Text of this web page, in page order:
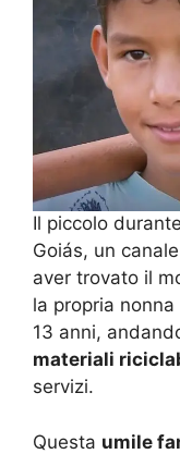
Il piccolo
Goiás, un
aver trovato il
la propria
13 anni,
materiali
servizi.
Questa umile